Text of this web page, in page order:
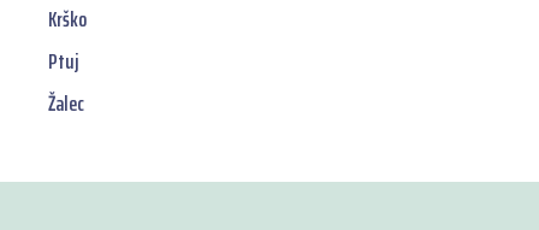
Krško
Ptuj
Žalec